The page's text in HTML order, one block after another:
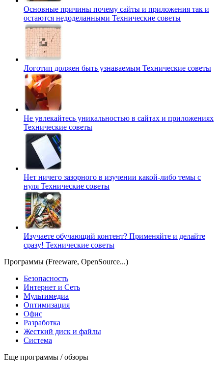
Основные причины почему сайты и приложения так и
остаются недоделанными Технические советы
Логотип должен быть узнаваемым Технические советы
Не увлекайтесь уникальностью в сайтах и приложениях
Технические советы
Нет ничего зазорного в изучении какой-либо темы с
нуля Технические советы
Изучаете обучающий контент? Применяйте и делайте
сразу! Технические советы
Программы (Freeware, OpenSource...)
Безопасность
Интернет и Сеть
Мультимедиа
Оптимизация
Офис
Разработка
Жесткий диск и файлы
Система
Еще программы / обзоры